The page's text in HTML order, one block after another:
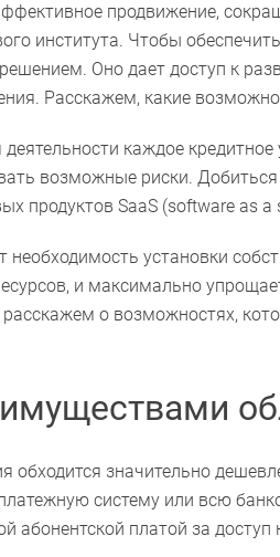
продвижение,
института. Чтобы
Оно дает доступ к
Расскажем, какие
каждое
возможные риски.
продуктов SaaS (software as
установки
и максимально
расскажем о возможностях,
обходится значительно
систему или всю
абонентской платой за доступ